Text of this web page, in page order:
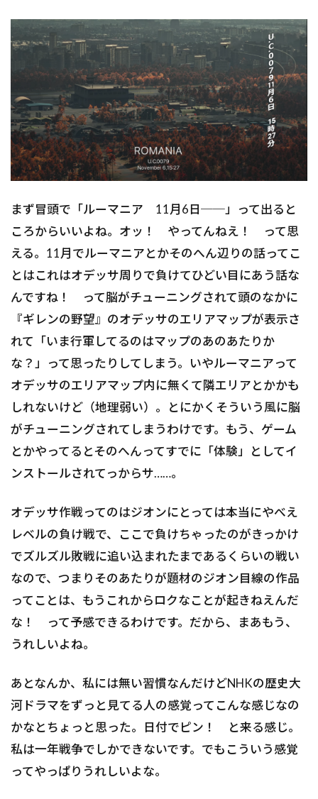
まず冒頭で「ルーマニア 11月6日──」って出ると
ころからいいよね。オッ！ やってんねえ！ って思
える。11月でルーマニアとかそのへん辺りの話ってこ
とはこれはオデッサ周りで負けてひどい目にあう話な
んですね！ って脳がチューニングされて頭のなかに
『ギレンの野望』のオデッサのエリアマップが表示さ
れて「いま行軍してるのはマップのあのあたりか
な？」って思ったりしてしまう。いやルーマニアって
オデッサのエリアマップ内に無くて隣エリアとかかも
しれないけど（地理弱い）。とにかくそういう風に脳
がチューニングされてしまうわけです。もう、ゲーム
とかやってるとそのへんってすでに「体験」としてイ
ンストールされてっからサ……。
オデッサ作戦ってのはジオンにとっては本当にやべえ
レベルの負け戦で、ここで負けちゃったのがきっかけ
でズルズル敗戦に追い込まれたまであるくらいの戦い
なので、つまりそのあたりが題材のジオン目線の作品
ってことは、もうこれからロクなことが起きねえんだ
な！ って予感できるわけです。だから、まあもう、
うれしいよね。
あとなんか、私には無い習慣なんだけどNHKの歴史大
河ドラマをずっと見てる人の感覚ってこんな感じなの
かなとちょっと思った。日付でピン！ と来る感じ。
私は一年戦争でしかできないです。でもこういう感覚
ってやっぱりうれしいよな。